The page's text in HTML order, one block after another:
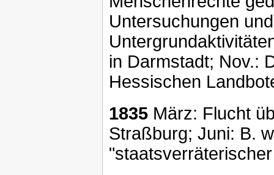
Untersuchungen
in Darmstadt; Nov.:
Hessischen
1835 März: Flucht
Straßburg; Juni: B.